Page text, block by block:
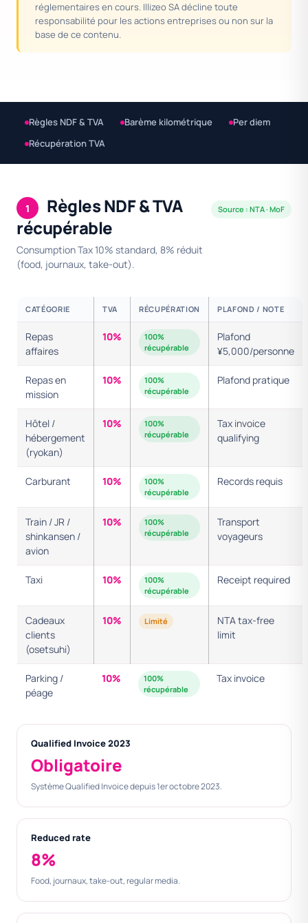
réglementaires en cours. Illizeo SA décline toute
responsabilité pour les actions entreprises ou non sur la
base de ce contenu.
Règles NDF & TVA Barème kilométrique
Per diem
Récupération TVA
1
Règles NDF & TVA
récupérable
Consumption Tax 10% standard, 8% réduit
(food, journaux, take-out).
Source : NTA · MoF
CATÉGORIE TVA RÉCUPÉRATION PLAFOND / NOTE
Repas
affaires
10%
100%
récupérable
Plafond
¥5,000/personne
Repas en
mission
10%
100%
récupérable
Plafond pratique
Hôtel /
hébergement
(ryokan)
10%
100%
récupérable
Tax invoice
qualifying
Carburant 10%
100%
récupérable
Records requis
Train / JR /
shinkansen /
avion
10%
100%
récupérable
Transport
voyageurs
Taxi 10%
100%
récupérable
Receipt required
Cadeaux
clients
(osetsuhi)
10% Limité
NTA tax-free
limit
Parking /
péage
10%
100%
récupérable
Tax invoice
Qualified Invoice 2023
Obligatoire
Système Qualified Invoice depuis 1er octobre 2023.
Reduced rate
8%
Food, journaux, take-out, regular media.